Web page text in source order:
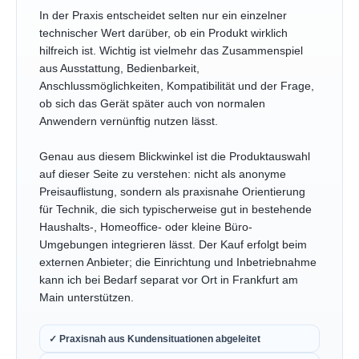
In der Praxis entscheidet selten nur ein einzelner
technischer Wert darüber, ob ein Produkt wirklich
hilfreich ist. Wichtig ist vielmehr das Zusammenspiel
aus Ausstattung, Bedienbarkeit,
Anschlussmöglichkeiten, Kompatibilität und der Frage,
ob sich das Gerät später auch von normalen
Anwendern vernünftig nutzen lässt.
Genau aus diesem Blickwinkel ist die Produktauswahl
auf dieser Seite zu verstehen: nicht als anonyme
Preisauflistung, sondern als praxisnahe Orientierung
für Technik, die sich typischerweise gut in bestehende
Haushalts-, Homeoffice- oder kleine Büro-
Umgebungen integrieren lässt. Der Kauf erfolgt beim
externen Anbieter; die Einrichtung und Inbetriebnahme
kann ich bei Bedarf separat vor Ort in Frankfurt am
Main unterstützen.
✓ Praxisnah aus Kundensituationen abgeleitet